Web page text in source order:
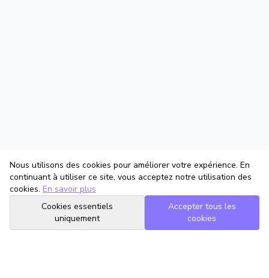
Nous utilisons des cookies pour améliorer votre expérience. En
continuant à utiliser ce site, vous acceptez notre utilisation des
cookies. En savoir plus
Cookies essentiels
uniquement
Accepter tous les
cookies